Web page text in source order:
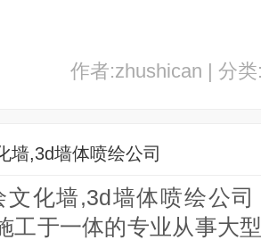
作者:zhushican | 分
墙,3d墙体喷绘公司
文化墙,3d墙体喷绘公
工于一体的专业从事大